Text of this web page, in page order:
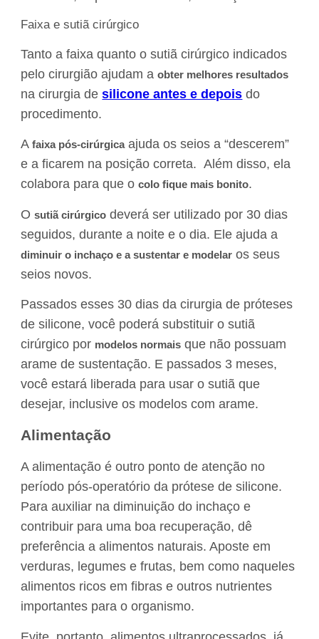
Faixa e sutiã cirúrgico
Tanto a faixa quanto o sutiã cirúrgico indicados
pelo cirurgião ajudam aobter melhores resultados
na cirurgia desilicone antes e depois do
procedimento.
Afaixa pós-cirúrgicaajuda os seios a “descerem”
e a ficarem na posição correta. Além disso, ela
colabora para que ocolo fique mais bonito.
Osutiã cirúrgico deverá ser utilizado por 30 dias
seguidos, durante a noite e o dia. Ele ajuda a
diminuir o inchaço e a sustentar e modelar os seus
seios novos.
Passados esses 30 dias da cirurgia de próteses
de silicone, você poderá substituir o sutiã
cirúrgico por modelos normais que não possuam
arame de sustentação. E passados 3 meses,
você estará liberada para usar o sutiã que
desejar, inclusive os modelos com arame.
Alimentação
A alimentação é outro ponto de atenção no
período pós-operatório da prótese de silicone.
Para auxiliar na diminuição do inchaço e
contribuir para uma boa recuperação, dê
preferência a alimentos naturais. Aposte em
verduras, legumes e frutas, bem como naqueles
alimentos ricos em fibras e outros nutrientes
importantes para o organismo.